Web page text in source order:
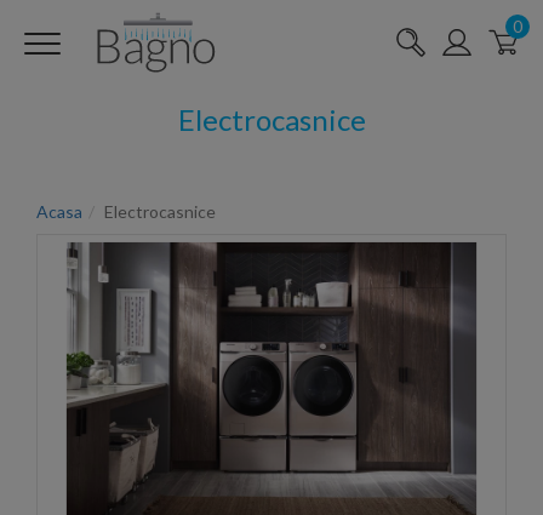
0
Electrocasnice
Acasa Electrocasnice